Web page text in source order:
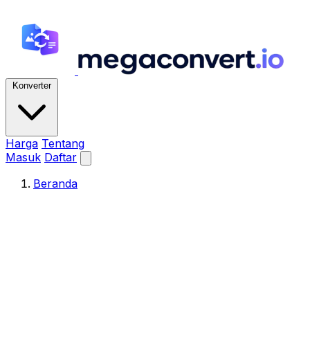
Konverter
Harga Tentang
Masuk Daftar
Beranda